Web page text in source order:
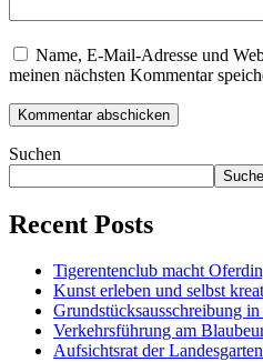
Name, E-Mail-Adresse und
meinen nächsten Kommentar
Suchen
Recent Posts
Tigerentenclub macht
Kunst erleben und selbst
Grundstücksausschreibung
Verkehrsführung am
Aufsichtsrat der